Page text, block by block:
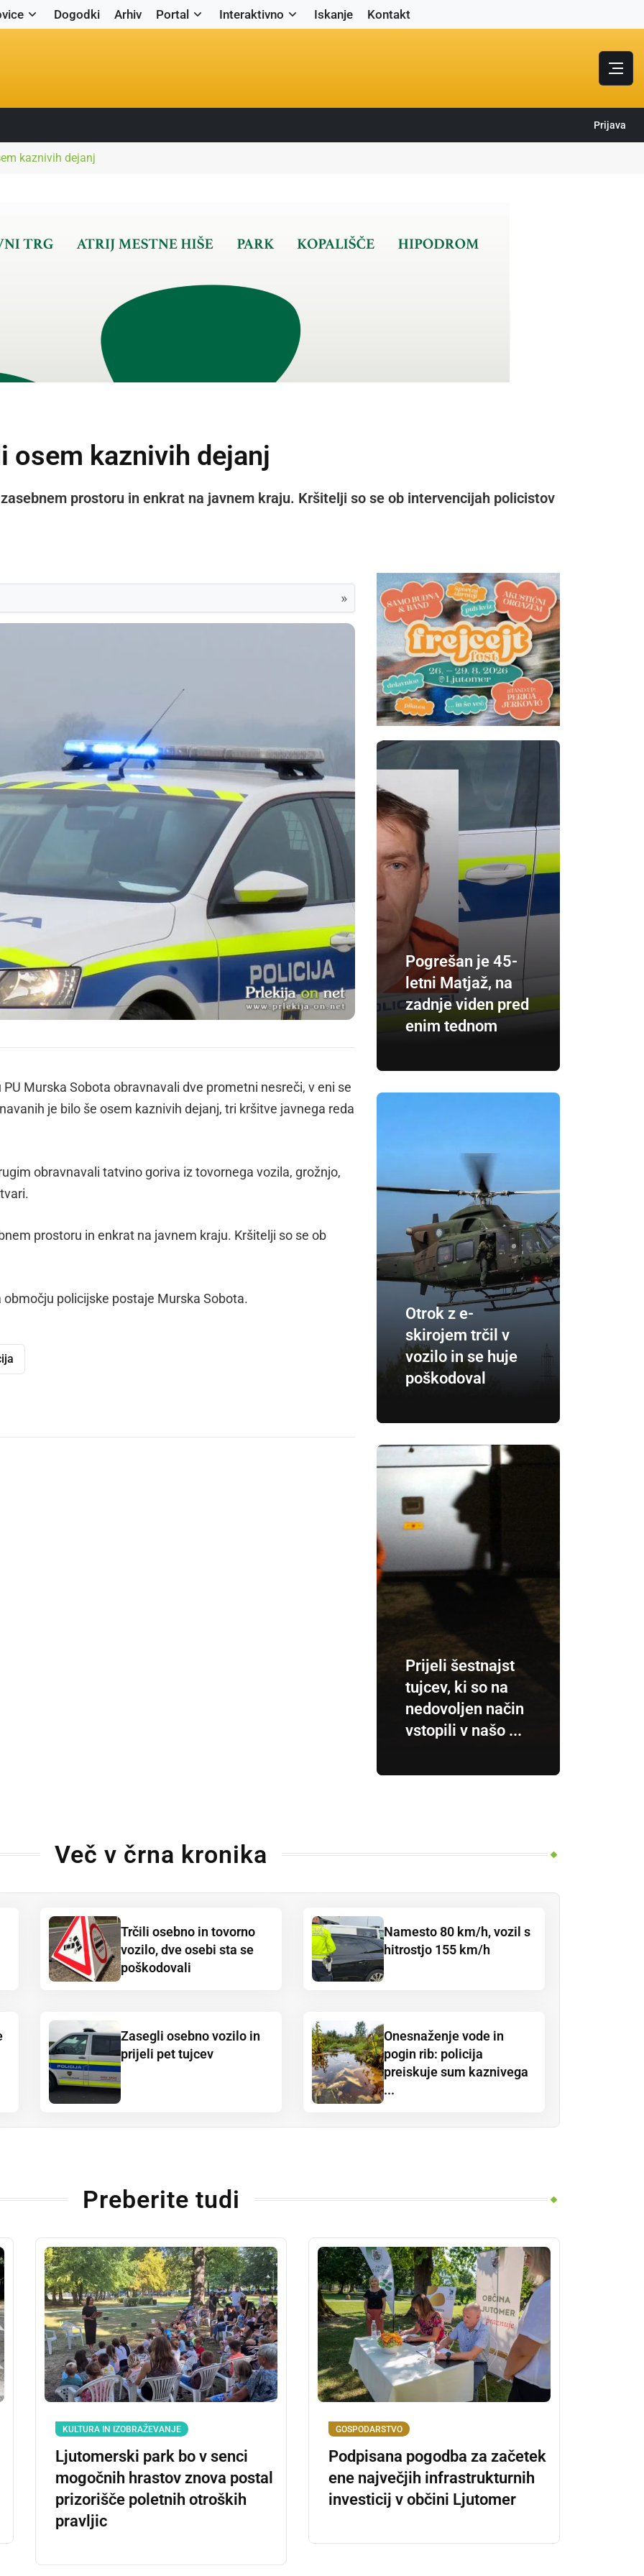
Dogodki Arhiv Portal Interaktivno Iskanje Kontakt
Prijava
kaznivih dejanj
osem kaznivih dejanj
prostoru in enkrat na javnem kraju. Kršitelji so se ob intervencijah policistov
»
Murska Sobota obravnavali dve prometni nesreči, v eni se
je bilo še osem kaznivih dejanj, tri kršitve javnega reda
obravnavali tatvino goriva iz tovornega vozila, grožnjo,
prostoru in enkrat na javnem kraju. Kršitelji so se ob
policijske postaje Murska Sobota.
Pogrešan je 45-
letni Matjaž, na
zadnje viden pred
enim tednom
Otrok z e-
skirojem trčil v
vozilo in se huje
poškodoval
Prijeli šestnajst
tujcev, ki so na
nedovoljen način
vstopili v našo ...
Več v črna kronika
Trčili osebno in tovorno
vozilo, dve osebi sta se
poškodovali
Namesto 80 km/h, vozil s
hitrostjo 155 km/h
Zasegli osebno vozilo in
prijeli pet tujcev
Onesnaženje vode in
pogin rib: policija
preiskuje sum kaznivega
...
Preberite tudi
KULTURA IN IZOBRAŽEVANJE
Ljutomerski park bo v senci
mogočnih hrastov znova postal
prizorišče poletnih otroških
pravljic
GOSPODARSTVO
Podpisana pogodba za začetek
ene največjih infrastrukturnih
investicij v občini Ljutomer